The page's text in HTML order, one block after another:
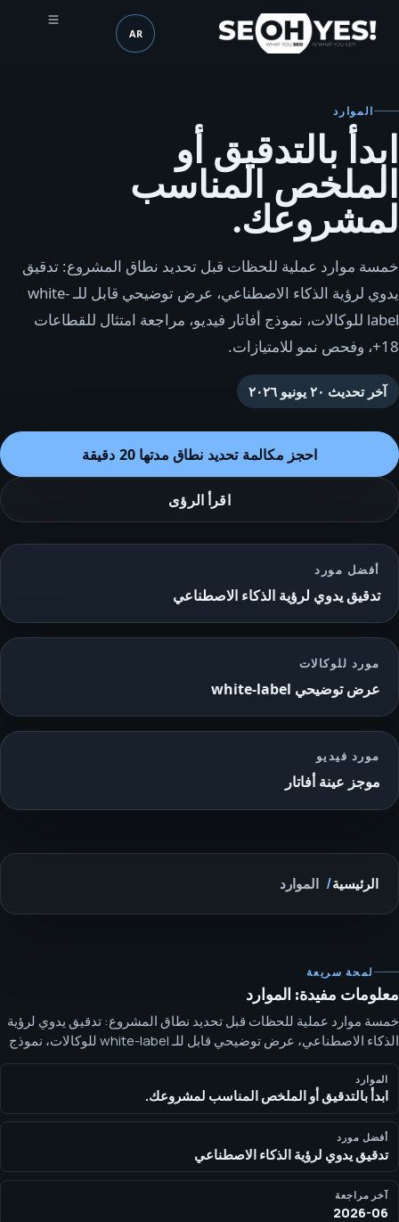
SEOH اللغة (mobile header)
AR
الموارد
ابدأ بالتدقيق أو
الملخص المناسب
لمشروعك.
خمسة موارد عملية للحظات قبل تحديد نطاق المشروع: تدقيق
يدوي لرؤية الذكاء الاصطناعي، عرض توضيحي قابل للـ white-
label للوكالات، نموذج أفاتار فيديو، مراجعة امتثال للقطاعات
18+، وفحص نمو للامتيازات.
آخر تحديث ٢٠ يونيو ٢٠٢٦
احجز مكالمة تحديد نطاق مدتها 20 دقيقة
اقرأ الرؤى
أفضل مورد
تدقيق يدوي لرؤية الذكاء الاصطناعي
مورد للوكالات
عرض توضيحي white-label
مورد فيديو
موجز عينة أفاتار
الرئيسية الموارد
لمحة سريعة
معلومات مفيدة: الموارد
خمسة موارد عملية للحظات قبل تحديد نطاق المشروع: تدقيق يدوي لرؤية
الذكاء الاصطناعي، عرض توضيحي قابل للـ white-label للوكالات، نموذج
أفاتار فيديو، مراجعة امتثال للقطاعات 18+، وفحص نمو للامتيازات. ثلاثة
مسارات سريعة: عرض توضيحي للوكالات، تدقيق يدوي لرؤية الذكاء
الاصطناعي، أو استشارة امتثال للمشغلين 18+. اختر المسار المناسب
لدورك.
الموارد
ابدأ بالتدقيق أو الملخص المناسب لمشروعك.
أفضل مورد
تدقيق يدوي لرؤية الذكاء الاصطناعي
آخر مراجعة
2026-06